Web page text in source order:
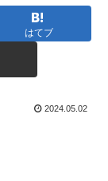
はてブ
2024.05.02